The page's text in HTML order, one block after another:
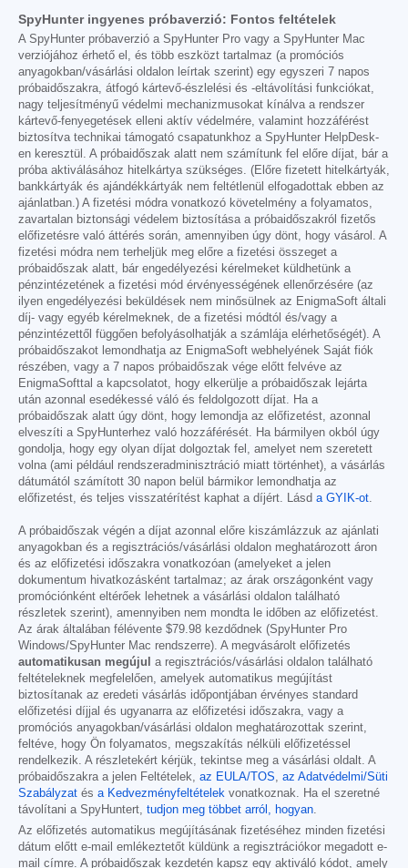
SpyHunter ingyenes próbaverzió: Fontos feltételek
A SpyHunter próbaverzió a SpyHunter Pro vagy a SpyHunter Mac
verziójához érhető el, és több eszközt tartalmaz (a promóciós
anyagokban/vásárlási oldalon leírtak szerint) egy egyszeri 7 napos
próbaidőszakra, átfogó kártevő-észlelési és -eltávolítási funkciókat,
nagy teljesítményű védelmi mechanizmusokat kínálva a rendszer
kártevő-fenyegetések elleni aktív védelmére, valamint hozzáférést
biztosítva technikai támogató csapatunkhoz a SpyHunter HelpDesk-
en keresztül. A próbaidőszak alatt nem számítunk fel előre díjat, bár a
próba aktiválásához hitelkártya szükséges. (Előre fizetett hitelkártyák,
bankkártyák és ajándékkártyák nem feltétlenül elfogadottak ebben az
ajánlatban.) A fizetési módra vonatkozó követelmény a folyamatos,
zavartalan biztonsági védelem biztosítása a próbaidőszakról fizetős
előfizetésre való áttérés során, amennyiben úgy dönt, hogy vásárol. A
fizetési módra nem terheljük meg előre a fizetési összeget a
próbaidőszak alatt, bár engedélyezési kérelmeket küldhetünk a
pénzintézetének a fizetési mód érvényességének ellenőrzésére (az
ilyen engedélyezési beküldések nem minősülnek az EnigmaSoft általi
díj- vagy egyéb kérelmeknek, de a fizetési módtól és/vagy a
pénzintézettől függően befolyásolhatják a számlája elérhetőségét). A
próbaidőszakot lemondhatja az EnigmaSoft webhelyének Saját fiók
részében, vagy a 7 napos próbaidőszak vége előtt felvéve az
EnigmaSofttal a kapcsolatot, hogy elkerülje a próbaidőszak lejárta
után azonnal esedékessé váló és feldolgozott díjat. Ha a
próbaidőszak alatt úgy dönt, hogy lemondja az előfizetést, azonnal
elveszíti a SpyHunterhez való hozzáférését. Ha bármilyen okból úgy
gondolja, hogy egy olyan díjat dolgoztak fel, amelyet nem szeretett
volna (ami például rendszeradminisztráció miatt történhet), a vásárlás
dátumától számított 30 napon belül bármikor lemondhatja az
előfizetést, és teljes visszatérítést kaphat a díjért. Lásd a GYIK-ot.
A próbaidőszak végén a díjat azonnal előre kiszámlázzuk az ajánlati
anyagokban és a regisztrációs/vásárlási oldalon meghatározott áron
és az előfizetési időszakra vonatkozóan (amelyeket a jelen
dokumentum hivatkozásként tartalmaz; az árak országonként vagy
promóciónként eltérőek lehetnek a vásárlási oldalon található
részletek szerint), amennyiben nem mondta le időben az előfizetést.
Az árak általában félévente $79.98 kezdődnek (SpyHunter Pro
Windows/SpyHunter Mac rendszerre). A megvásárolt előfizetés
automatikusan megújul
a regisztrációs/vásárlási oldalon található
feltételeknek megfelelően, amelyek automatikus megújítást
biztosítanak az eredeti vásárlás időpontjában érvényes standard
előfizetési díjjal és ugyanarra az előfizetési időszakra, vagy a
promóciós anyagokban/vásárlási oldalon meghatározottak szerint,
feltéve, hogy Ön folyamatos, megszakítás nélküli előfizetéssel
rendelkezik. A részletekért kérjük, tekintse meg a vásárlási oldalt. A
próbaidőszakra a jelen Feltételek, az EULA/TOS, az Adatvédelmi/Süti
Szabályzat és a Kedvezményfeltételek vonatkoznak. Ha el szeretné
távolítani a SpyHuntert, tudjon meg többet arról, hogyan.
Az előfizetés automatikus megújításának fizetéséhez minden fizetési
dátum előtt e-mail emlékeztetőt küldünk a regisztrációkor megadott e-
mail címre. A próbaidőszak kezdetén kapsz egy aktiváló kódot, amely